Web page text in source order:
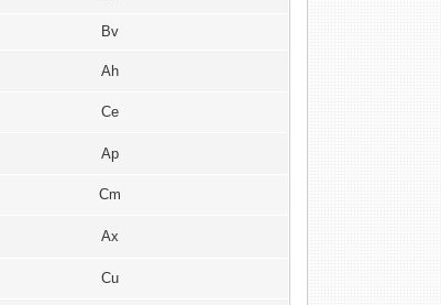
Bv
Ah
Ce
Ap
Cm
Ax
Cu